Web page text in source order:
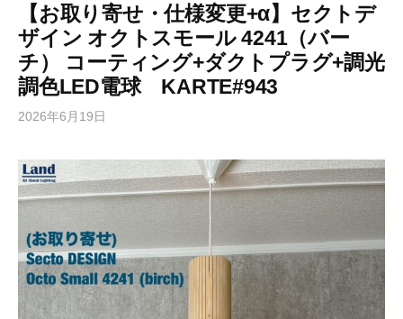
【お取り寄せ・仕様変更+α】セクトデ
ザイン オクトスモール 4241（バー
チ） コーティング+ダクトプラグ+調光
調色LED電球 KARTE#943
2026年6月19日